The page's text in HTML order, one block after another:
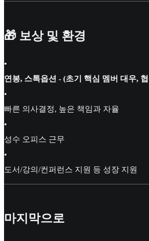
🎁 보상 및 환경
•
연봉, 스톡옵션 - (초기 핵심 멤버 대우,
•
빠른 의사결정, 높은 책임과 자율
•
성수 오피스 근무
•
도서/강의/컨퍼런스 지원 등 성장 지원
마지막으로